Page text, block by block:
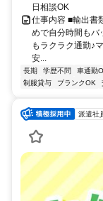
日相談OK
仕事内容 ■輸出書
めで自分時間もバ
もラクラク通勤♪
安...
長期 学歴不問 車通勤
制服貸与
ブランクOK
派遣社